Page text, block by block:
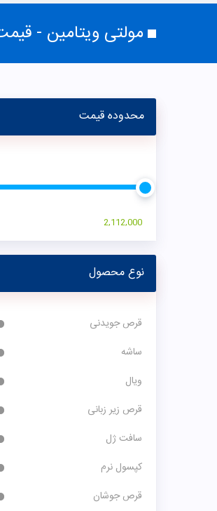
مولتی ویتامین -
محدوده قیمت
2,112,000
نوع محصول
قرص جویدنی
ساشه
ویال
قرص زیر زبانی
سافت ژل
کپسول نرم
قرص جوشان